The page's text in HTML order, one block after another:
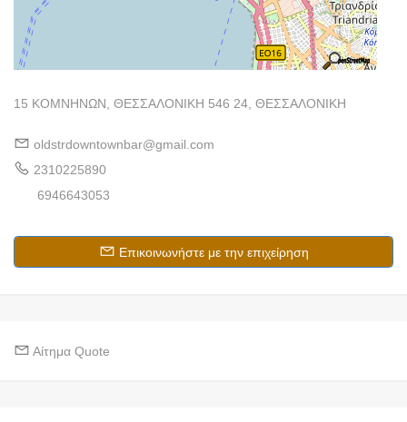
15 ΚΟΜΝΗΝΩΝ, ΘΕΣΣΑΛΟΝΙΚΗ 546 24, ΘΕΣΣΑΛΟΝΙΚΗ
oldstrdowntownbar@gmail.com
2310225890
6946643053
Επικοινωνήστε με την επιχείρηση
Αίτημα Quote